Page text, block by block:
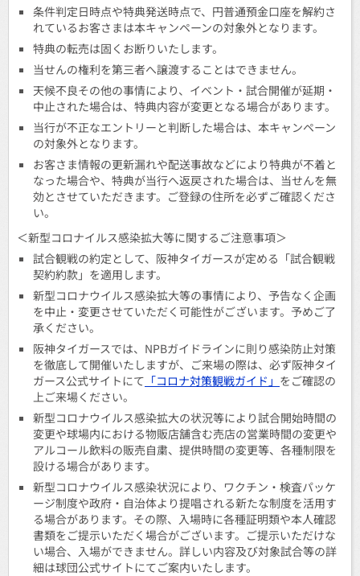
条件判定日時点や特典発送時点で、円普通預金口座を解約さ
れているお客さまは本キャンペーンの対象外となります。
特典の転売は固くお断りいたします。
当せんの権利を第三者へ譲渡することはできません。
天候不良その他の事情により、イベント・試合開催が延期・
中止された場合は、特典内容が変更となる場合があります。
当行が不正なエントリーと判断した場合は、本キャンペーン
の対象外となります。
お客さま情報の更新漏れや配送事故などにより特典が不着と
なった場合や、特典が当行へ返戻された場合は、当せんを無
効とさせていただきます。ご登録の住所を必ずご確認くださ
い。
＜新型コロナイルス感染拡大等に関するご注意事項＞
試合観戦の約定として、阪神タイガースが定める「試合観戦
契約約款」を適用します。
新型コロナウイルス感染拡大等の事情により、予告なく企画
を中止・変更させていただく可能性がございます。予めご了
承ください。
阪神タイガースでは、NPBガイドラインに則り感染防止対策
を徹底して開催いたしますが、ご来場の際は、必ず阪神タイ
ガース公式サイトにて 「コロナ対策観戦ガイド」 をご確認の
上ご来場ください。
新型コロナウイルス感染拡大の状況等により試合開始時間の
変更や球場内における物販店舗含む売店の営業時間の変更や
アルコール飲料の販売自粛、提供時間の変更等、各種制限を
設ける場合があります。
新型コロナウイルス感染状況により、ワクチン・検査パッケ
ージ制度や政府・自治体より提唱される新たな制度を活用す
る場合があります。その際、入場時に各種証明類や本人確認
書類をご提示いただく場合がございます。ご提示いただけな
い場合、入場ができません。詳しい内容及び対象試合等の詳
細は球団公式サイトにてご案内いたします。